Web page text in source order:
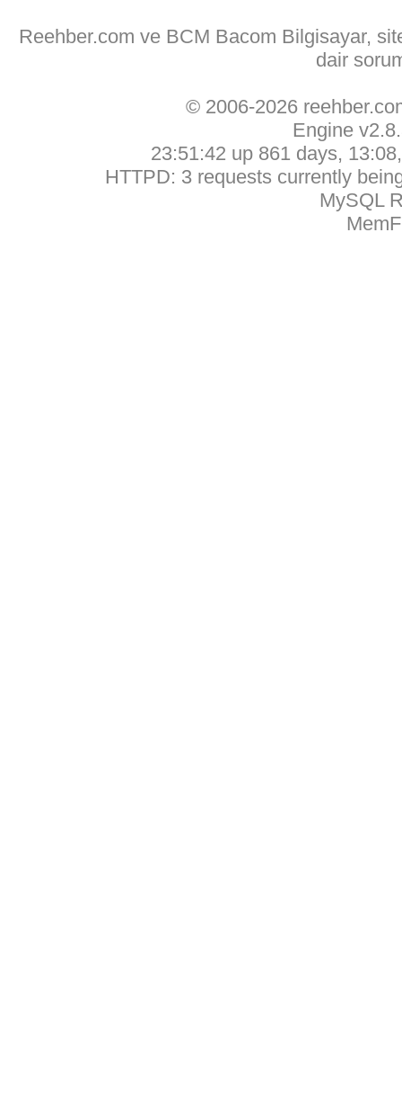
Reehber.com ve BCM Bacom Bilgisayar,
dair
© 2006-2026
Engine
23:51:42 up 861 days,
HTTPD: 3 requests currently
MySQL